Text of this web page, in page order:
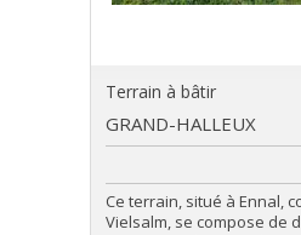
Terrain à bâtir
GRAND-HALLEUX
Ce terrain, situé à Ennal,
Vielsalm, se compose de